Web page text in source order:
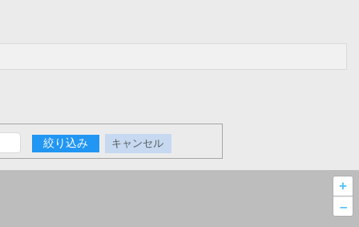
絞り込み キャンセル
+
–